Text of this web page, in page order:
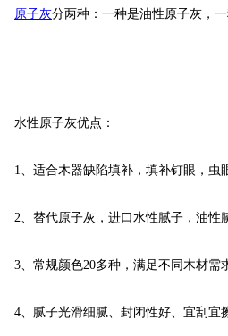
原子灰分两种：一种是油性原子灰，
水性原子灰优点：
1、适合木器缺陷填补，填补钉眼，虫
2、替代原子灰，进口水性腻子，油性
3、常规颜色20多种，满足不同木材需
4、腻子光滑细腻、封闭性好、宜刮宜